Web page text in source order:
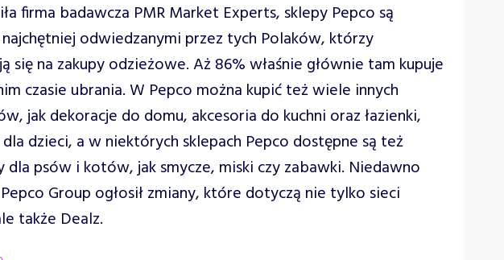
firma badawcza PMR Market Experts, sklepy Pepco są
odwiedzanymi przez tych Polaków, którzy
się na zakupy odzieżowe. Aż 86% właśnie głównie tam kupuje
czasie ubrania. W Pepco można kupić też wiele innych
jak dekoracje do domu, akcesoria do kuchni oraz łazienki,
dzieci, a w niektórych sklepach Pepco dostępne są też
dla psów i kotów, jak smycze, miski czy zabawki. Niedawno
Group ogłosił zmiany, które dotyczą nie tylko sieci
także Dealz.